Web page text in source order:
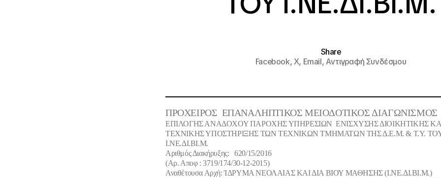
Share
Facebook,X, Email,Αντιγραφή Συνδέσμου
ΠΡΟΧΕΙΡΟΣ ΕΠΑΝΑΛΗΠΤΙΚΟΣMEIOΔOTIKOΣ ΔΙΑΓΩΝΙΣΜΟΣ
ΕΠΙΛΟΓΗΣ ΑΝΑΔΟΧΟΥ ΠΑΡΟΧΗΣ ΥΠΗΡΕΣΙΩΝ ENIΣΧΥΣΗΣ ΔΙΟΙΚΗΤΙΚΗΣ
ΤΕΧΝΙΚΗΣ ΥΠΟΣΤΗΡΙΞΗΣ ΤΩΝ ΤΕΧΝΙΚΩΝ ΤΜΗΜΑΤΩΝ ΤΗΣ Δ.Ε.Μ. & Τ.Υ.
Ι.ΝΕ.ΔΙ.ΒΙ.Μ.
Αριθμός Διακήρυξης: 620/15/2016
(Αρ. Αποφ : 3719/174/30-12-2015)
Αναθέτουσα Αρχή:ΊΔΡΥΜΑ ΝΕΟΛΑΙΑΣ ΚΑΙ ΔΙΑ ΒΙΟΥ ΜΑΘΗΣΗΣ (Ι.ΝΕ.ΔΙ.ΒΙ.Μ.)